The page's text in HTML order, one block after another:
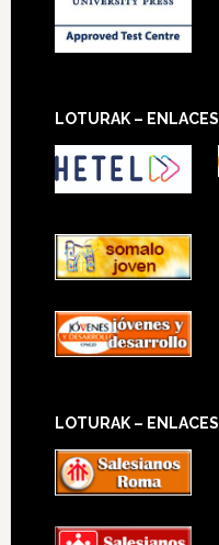
LOTURAK – ENLACES
LOTURAK – ENLACES